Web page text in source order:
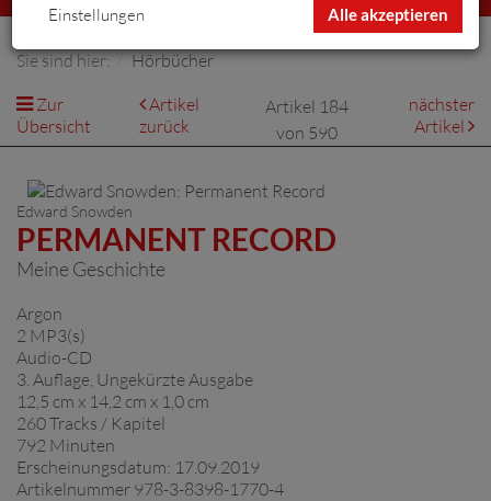
umschalten
Sie sind hier:
Hörbücher
Zur
Übersicht
Artikel
zurück
Artikel 184
von 590
nächster
Artikel
Edward Snowden
PERMANENT RECORD
Meine Geschichte
Argon
2 MP3(s)
Audio-CD
3. Auflage, Ungekürzte Ausgabe
12,5 cm x 14,2 cm x 1,0 cm
260 Tracks / Kapitel
792 Minuten
Erscheinungsdatum: 17.09.2019
Artikelnummer 978-3-8398-1770-4
Alle akzeptieren
Einstellungen